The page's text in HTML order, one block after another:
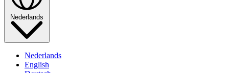
Nederlands
Nederlands
English